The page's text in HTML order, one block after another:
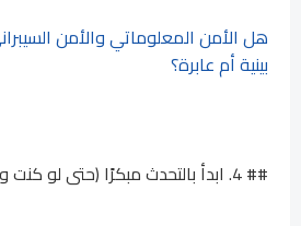
هل الأمن المعلوماتي والأمن
بينية أم عابرة؟
## 4. ابدأ بالتحدث مبكرًا (حتى لو كنت وحدك!)